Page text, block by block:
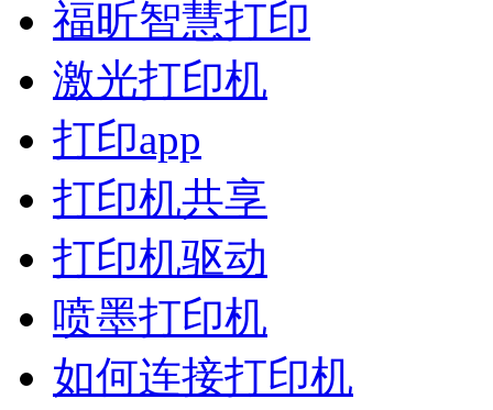
福昕智慧打印
激光打印机
打印app
打印机共享
打印机驱动
喷墨打印机
如何连接打印机